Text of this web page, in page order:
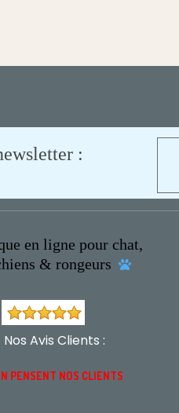
:
en ligne pour chat,
& rongeurs

Avis Clients :
PENSENT NOS CLIENTS